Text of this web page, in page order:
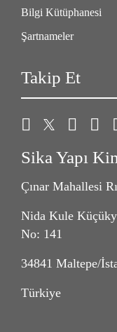
Bilgi Kütüphanesi
Şartnameler
Takip Et
Sika Yapı
Çınar Mahallesi
Nida Kule
No: 141
34841 Maltepe/
Türkiye